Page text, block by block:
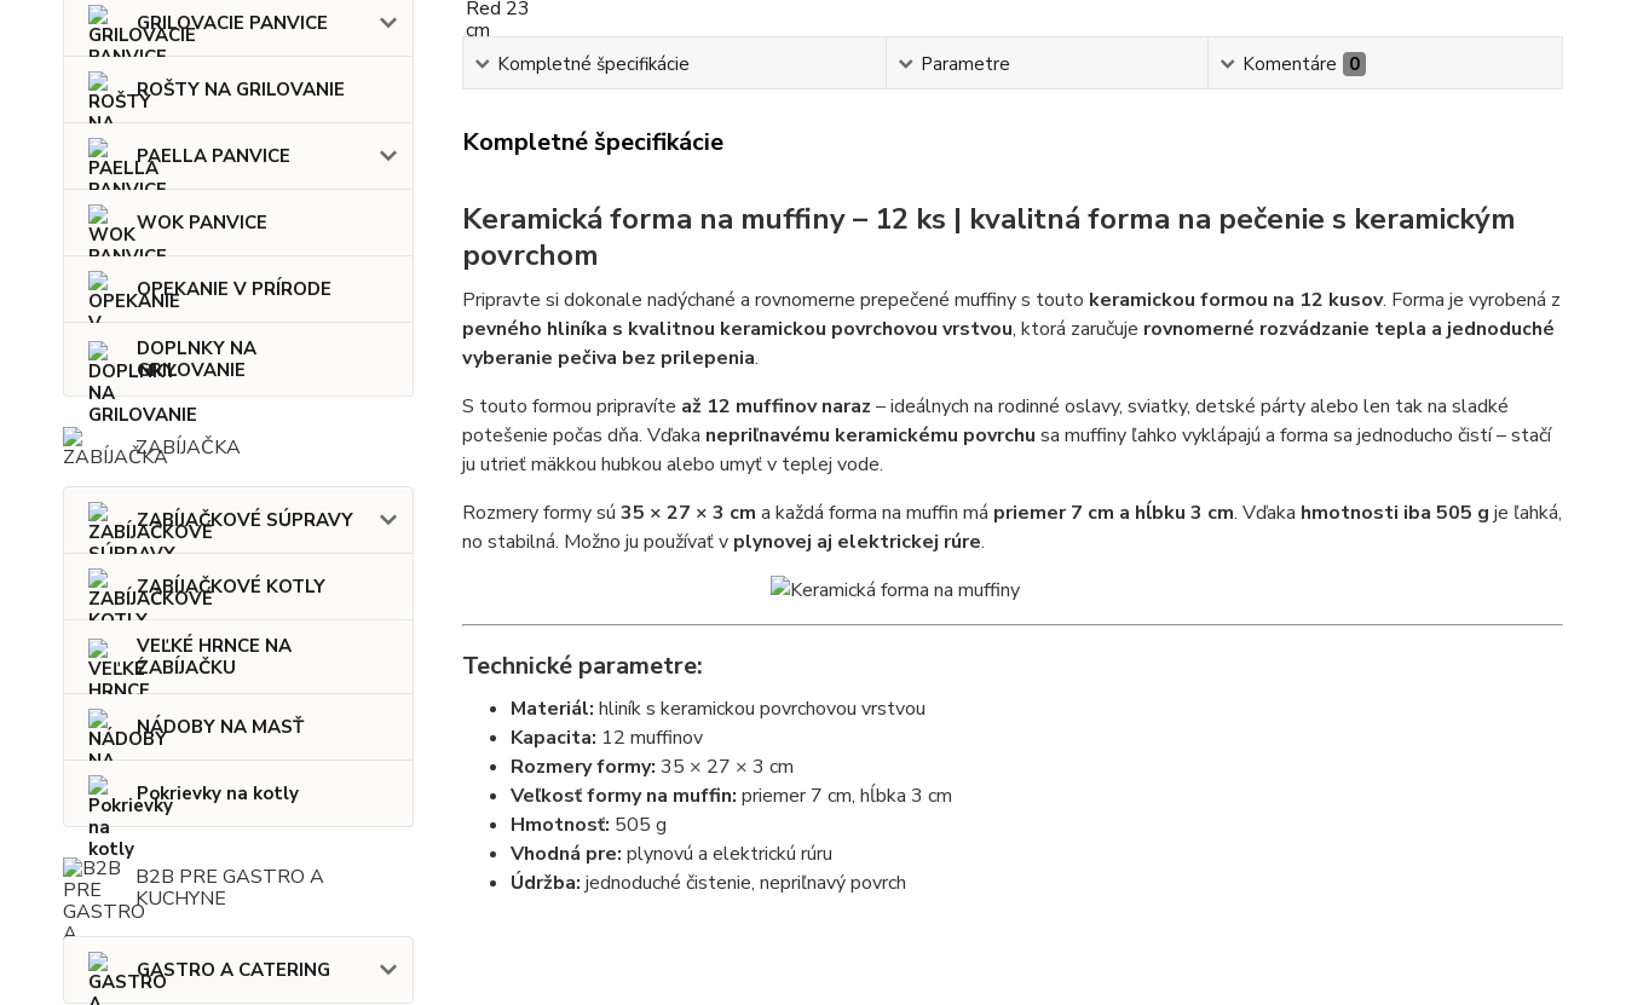
GRILOVACIE PANVICE
ROŠTY NA GRILOVANIE
PAELLA PANVICE
WOK PANVICE
OPEKANIE V PRÍRODE
DOPLNKY NA
GRILOVANIE
ZABÍJAČKA
ZABÍJAČKOVÉ SÚPRAVY
ZABÍJAČKOVÉ KOTLY
VEĽKÉ HRNCE NA
ZABÍJAČKU
NÁDOBY NA MASŤ
Pokrievky na kotly
B2B PRE GASTRO A
KUCHYNE
GASTRO A CATERING
Kompletné špecifikácie Parametre Komentáre 0
Kompletné špecifikácie
Keramická forma na muffiny – 12 ks | kvalitná forma na pečenie s keramickým
povrchom
Pripravte si dokonale nadýchané a rovnomerne prepečené muffiny s touto keramickou formou na 12 kusov. Forma je vyrobená z
pevného hliníka s kvalitnou keramickou povrchovou vrstvou, ktorá zaručuje rovnomerné rozvádzanie tepla a jednoduché
vyberanie pečiva bez prilepenia.
S touto formou pripravíte až 12 muffinov naraz – ideálnych na rodinné oslavy, sviatky, detské párty alebo len tak na sladké
potešenie počas dňa. Vďaka nepriľnavému keramickému povrchu sa muffiny ľahko vyklápajú a forma sa jednoducho čistí – stačí
ju utrieť mäkkou hubkou alebo umyť v teplej vode.
Rozmery formy sú 35 × 27 × 3 cm a každá forma na muffin má priemer 7 cm a hĺbku 3 cm. Vďaka hmotnosti iba 505 g je ľahká,
no stabilná. Možno ju používať v plynovej aj elektrickej rúre.
Technické parametre:
Materiál: hliník s keramickou povrchovou vrstvou
Kapacita: 12 muffinov
Rozmery formy: 35 × 27 × 3 cm
Veľkosť formy na muffin: priemer 7 cm, hĺbka 3 cm
Hmotnosť: 505 g
Vhodná pre: plynovú a elektrickú rúru
Údržba: jednoduché čistenie, nepriľnavý povrch